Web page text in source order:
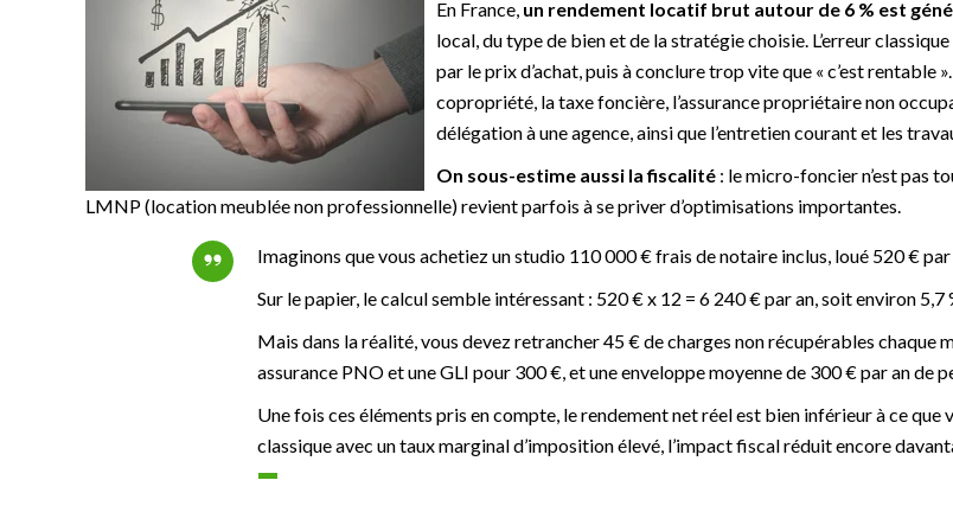
En France, un rendement locatif brut autour de 6 % est
local, du type de bien et de la stratégie choisie. L’erreur
par le prix d’achat, puis à conclure trop vite que « c’est rentable
copropriété, la taxe foncière, l’assurance propriétaire non
délégation à une agence, ainsi que l’entretien courant et les
On sous-estime aussi la fiscalité : le micro-foncier n’est pas
LMNP (location meublée non professionnelle) revient parfois à se priver d’optimisations importantes.
Imaginons que vous achetiez un studio 110 000 € frais de notaire inclus, loué 520 €
Sur le papier, le calcul semble intéressant : 520 € x 12 = 6 240 € par an, soit environ 5,7
Mais dans la réalité, vous devez retrancher 45 € de charges non récupérables chaque
assurance PNO et une GLI pour 300 €, et une enveloppe moyenne de 300 € par an de
Une fois ces éléments pris en compte, le rendement net réel est bien inférieur à ce
classique avec un taux marginal d’imposition élevé, l’impact fiscal réduit encore